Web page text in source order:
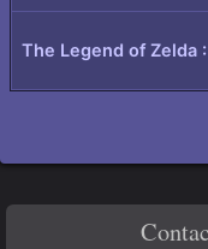
The Legend of Zelda